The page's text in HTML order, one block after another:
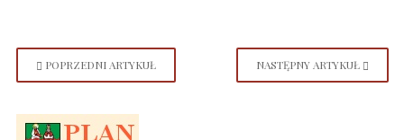
POPRZEDNI ARTYKUŁ NASTĘPNY ARTYKUŁ